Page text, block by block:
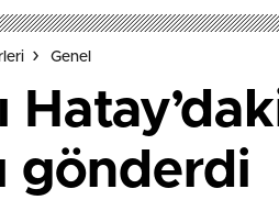
Genel
gönderdi